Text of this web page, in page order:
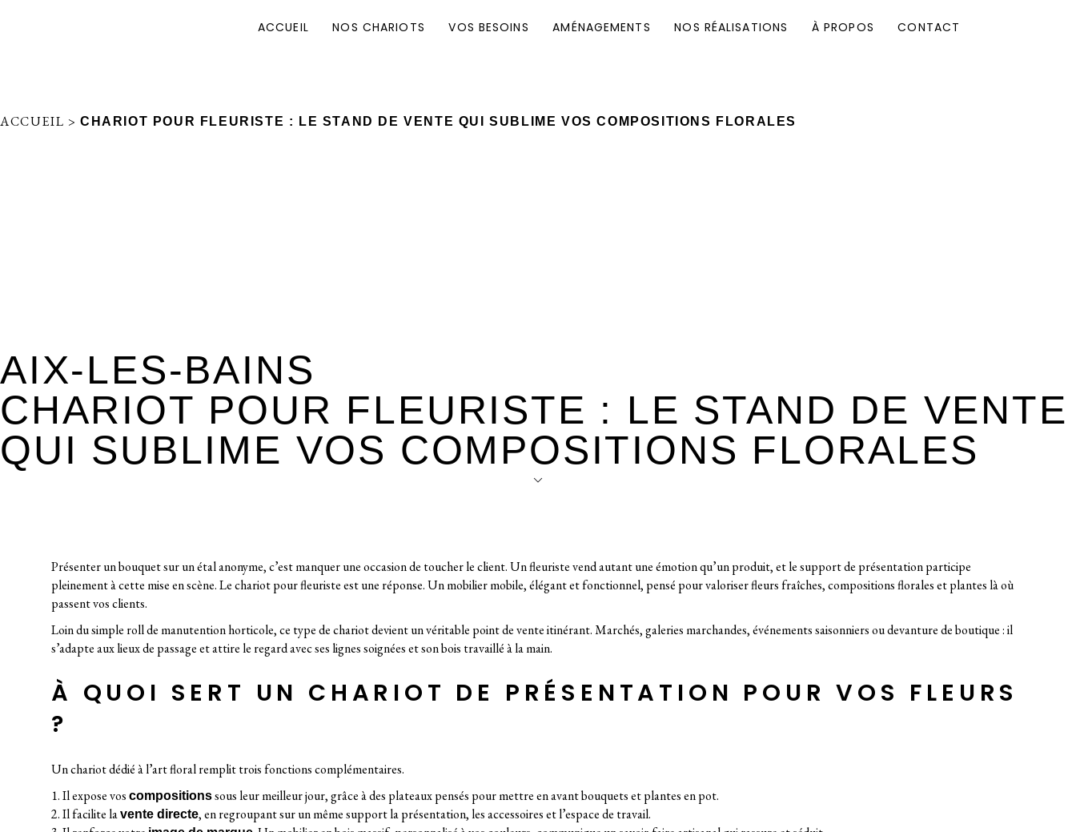
ACCUEIL NOS CHARIOTS VOS BESOINS AMÉNAGEMENTS NOS RÉALISATIONS À PROPOS CONTACT
ACCUEIL >CHARIOT POUR FLEURISTE : LE STAND DE VENTE QUI SUBLIME VOS COMPOSITIONS FLORALES
AIX-LES-BAINS
CHARIOT POUR FLEURISTE : LE STAND DE VENTE
QUI SUBLIME VOS COMPOSITIONS FLORALES
Présenter un bouquet sur un étal anonyme, c’est manquer une occasion de toucher le client. Un fleuriste vend autant une émotion qu’un produit, et le support de présentation participe
pleinement à cette mise en scène. Le chariot pour fleuriste est une réponse. Un mobilier mobile, élégant et fonctionnel, pensé pour valoriser fleurs fraîches, compositions florales et plantes là où
passent vos clients.
Loin du simple roll de manutention horticole, ce type de chariot devient un véritable point de vente itinérant. Marchés, galeries marchandes, événements saisonniers ou devanture de boutique : il
s’adapte aux lieux de passage et attire le regard avec ses lignes soignées et son bois travaillé à la main.
À QUOI SERT UN CHARIOT DE PRÉSENTATION POUR VOS FLEURS
?
Un chariot dédié à l’art floral remplit trois fonctions complémentaires.
Il expose vos compositionssous leur meilleur jour, grâce à des plateaux pensés pour mettre en avant bouquets et plantes en pot.
Il facilite lavente directe, en regroupant sur un même support la présentation, les accessoires et l’espace de travail.